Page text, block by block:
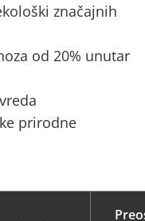
značajnih
od 20% unutar
prirodne